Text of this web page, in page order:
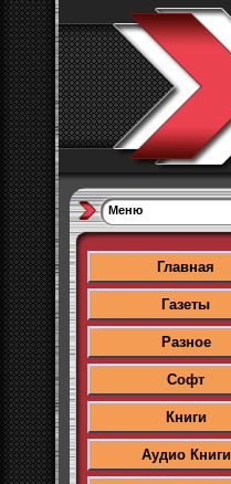
Меню
Главная
Газеты
Разное
Софт
Книги
Аудио Книги